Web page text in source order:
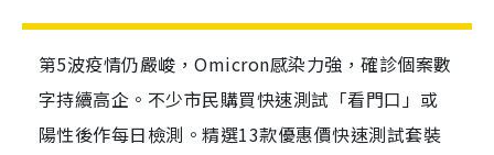
第5波疫情仍嚴峻，Omicron感染力強，確診個案數
字持續高企。不少市民購買快速測試「看門口」或
陽性後作每日檢測。精選13款優惠價快速測試套裝